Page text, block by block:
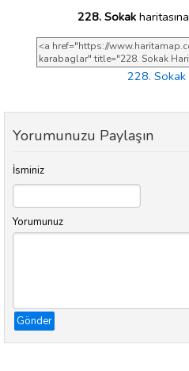
228. Sokak
228. Sokak
Yorumunuzu Paylaşın
İsminiz
Yorumunuz
Gönder